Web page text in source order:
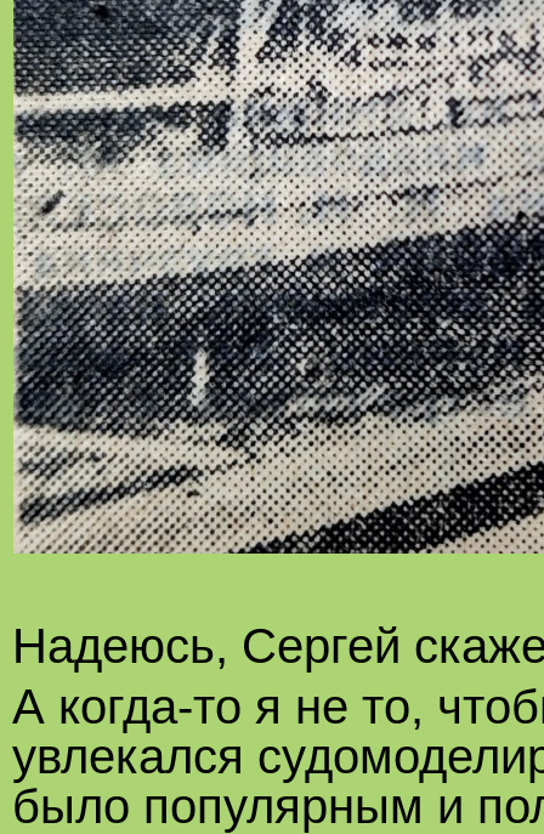
Надеюсь, Сергей
А когда-то я не то,
увлекался
было популярным и